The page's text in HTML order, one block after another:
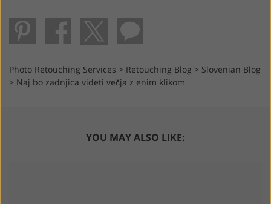
Photo Retouching Services > Retouching Blog > Slovenian Blog
> Naj bo zadnjica videti večja z enim klikom
YOU MAY ALSO LIKE: